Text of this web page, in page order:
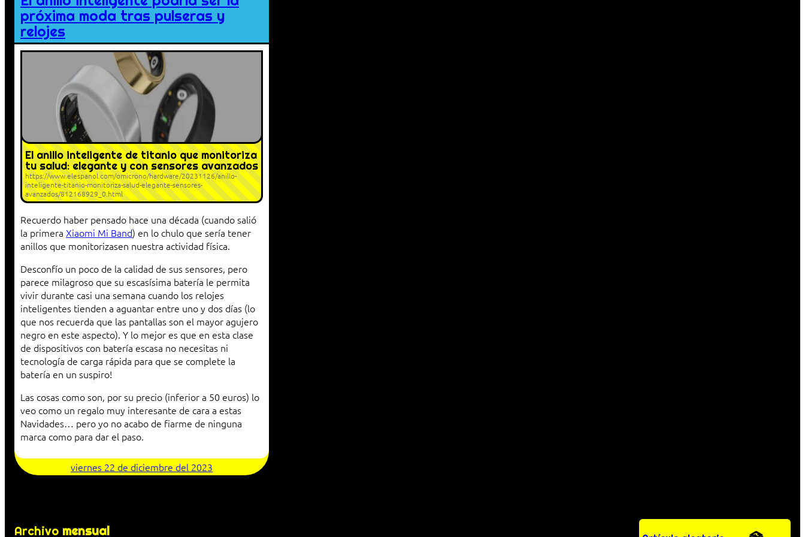
próxima moda tras pulseras y
relojes
El anillo inteligente de titanio que monitoriza
tu salud: elegante y con sensores avanzados
https://www.elespanol.com/omicrono/hardware/20231126/anillo-
inteligente-titanio-monitoriza-salud-elegante-sensores-
avanzados/812168929_0.html
Recuerdo haber pensado hace una década (cuando salió
la primera Xiaomi Mi Band) en lo chulo que sería tener
anillos que monitorizasen nuestra actividad física.
Desconfío un poco de la calidad de sus sensores, pero
parece milagroso que su escasísima batería le permita
vivir durante casi una semana cuando los relojes
inteligentes tienden a aguantar entre uno y dos días (lo
que nos recuerda que las pantallas son el mayor agujero
negro en este aspecto). Y lo mejor es que en esta clase
de dispositivos con batería escasa no necesitas ni
tecnología de carga rápida para que se complete la
batería en un suspiro!
Las cosas como son, por su precio (inferior a 50 euros) lo
veo como un regalo muy interesante de cara a estas
Navidades… pero yo no acabo de fiarme de ninguna
marca como para dar el paso.
viernes 22 de diciembre del 2023
Archivo mensual